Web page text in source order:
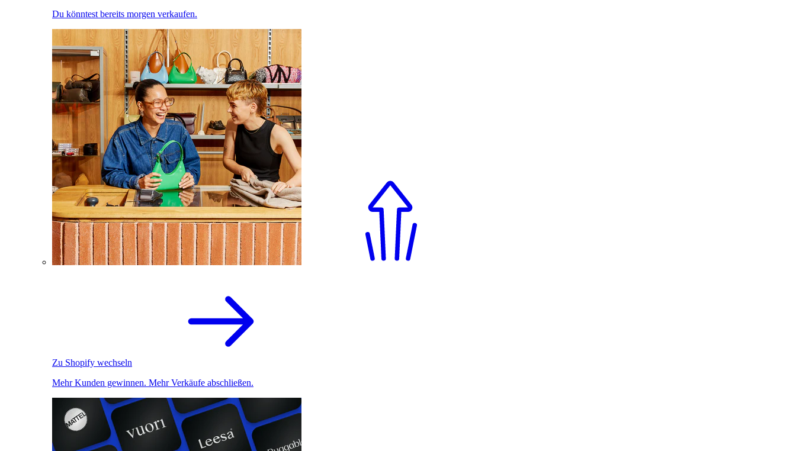
Du könntest bereits morgen verkaufen.
Zu Shopify wechseln
Mehr Kunden gewinnen. Mehr Verkäufe abschließen.